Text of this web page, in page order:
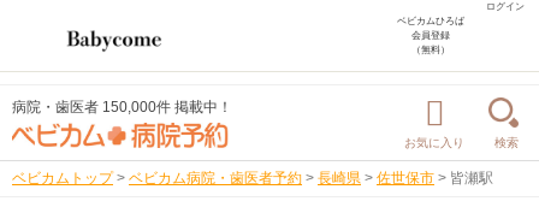
ログイン
ベビカムひろば
会員登録
（無料）
病院・歯医者 150,000件 掲載中！
お気に入り 検索
ベビカムトップ > ベビカム病院・歯医者予約 > 長崎県 > 佐世保市 > 皆瀬駅